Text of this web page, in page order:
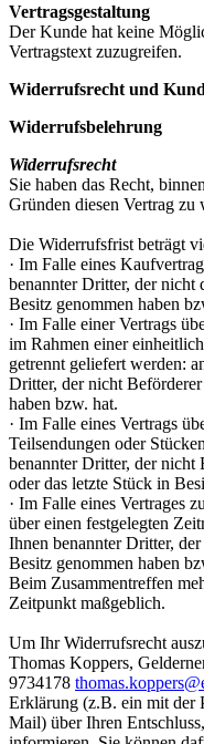
Vertragsgestaltung
Der Kunde hat keine
Vertragstext zuzugreifen.
Widerrufsrecht und
Widerrufsbelehrung
Widerrufsrecht
Sie haben das Recht,
Gründen diesen Vertrag zu
Die Widerrufsfrist beträgt
· Im Falle eines
benannter Dritter, der nicht
Besitz genommen haben
· Im Falle einer Vertrags
im Rahmen einer
getrennt geliefert werden:
Dritter, der nicht
haben bzw. hat.
· Im Falle eines Vertrags
Teilsendungen oder
benannter Dritter, der nicht
oder das letzte Stück in
· Im Falle eines Vertrages
über einen festgelegten
Ihnen benannter Dritter,
Besitz genommen haben
Beim Zusammentreffen
Zeitpunkt maßgeblich.
Um Ihr Widerrufsrecht
Thomas Koppers,
9734178
Erklärung (z.B. ein mit der
Mail) über Ihren